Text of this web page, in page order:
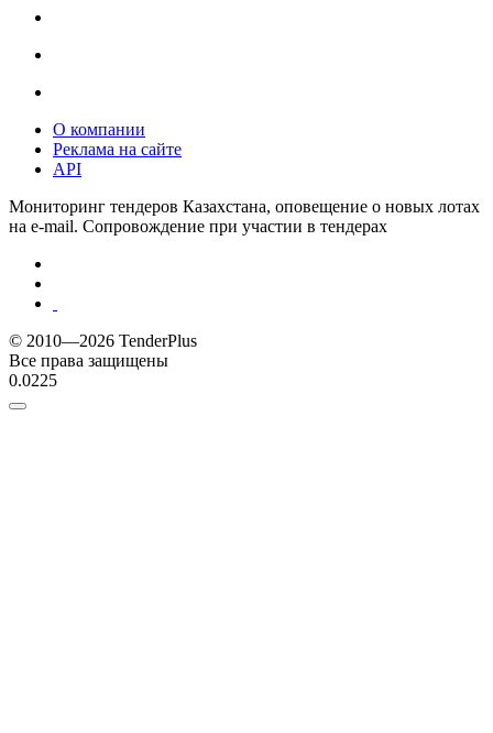
О компании
Реклама на сайте
API
Мониторинг тендеров Казахстана, оповещение о новых лотах
на e-mail. Сопровождение при участии в тендерах
© 2010—2026 TenderPlus
Все права защищены
0.0225